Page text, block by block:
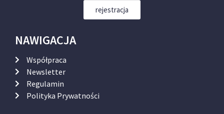
rejestracja
NAWIGACJA
Współpraca
Newsletter
Regulamin
Polityka Prywatności